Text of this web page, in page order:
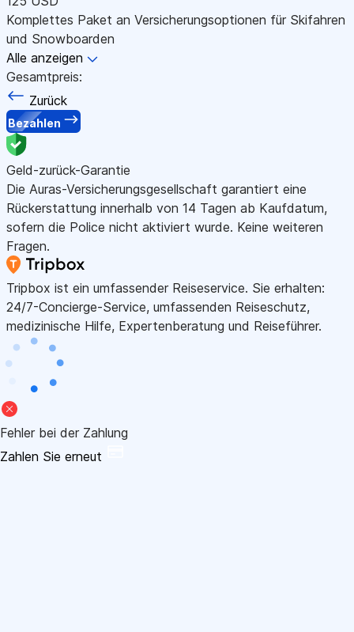
Komplettes Paket an Versicherungsoptionen für Skifahren
und Snowboarden
Alle anzeigen
Gesamtpreis:
Zurück
Bezahlen
Geld-zurück-Garantie
Die Auras-Versicherungsgesellschaft garantiert eine
Rückerstattung innerhalb von 14 Tagen ab Kaufdatum,
sofern die Police nicht aktiviert wurde. Keine weiteren
Fragen.
Tripbox ist ein umfassender Reiseservice. Sie erhalten:
24/7-Concierge-Service, umfassenden Reiseschutz,
medizinische Hilfe, Expertenberatung und Reiseführer.
Fehler bei der Zahlung
Zahlen Sie erneut